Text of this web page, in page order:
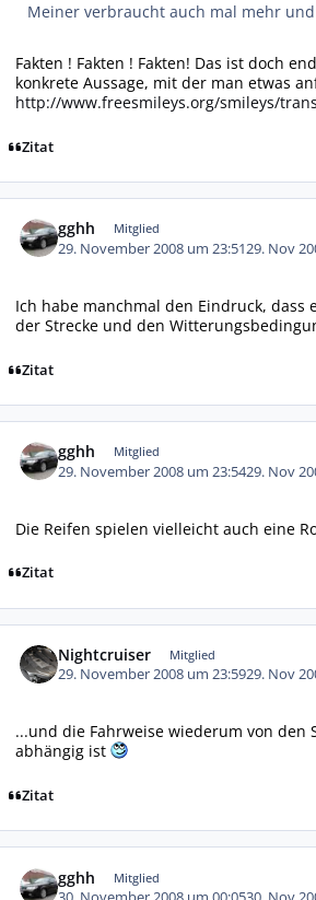
Meiner verbraucht auch mal mehr
Fakten ! Fakten ! Fakten! Das ist doch
konkrete Aussage, mit der man etwas
http://www.freesmileys.org/smileys/
Zitat
gghh Mitglied
29. November 2008 um 23:5129. Nov
Ich habe manchmal den Eindruck, dass
der Strecke und den
Zitat
gghh Mitglied
29. November 2008 um 23:5429. Nov
Die Reifen spielen vielleicht auch eine
Zitat
Nightcruiser Mitglied
29. November 2008 um 23:5929. Nov
...und die Fahrweise wiederum von den
abhängig ist
Zitat
gghh Mitglied